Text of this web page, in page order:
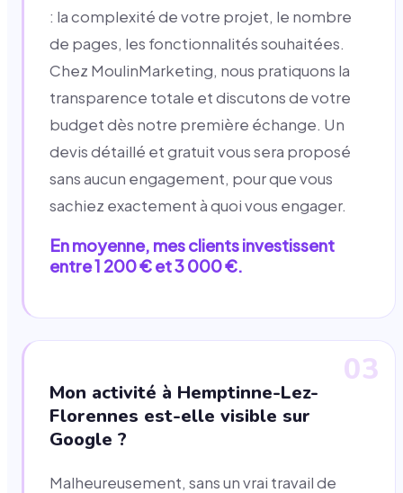
: la complexité de votre projet, le nombre
de pages, les fonctionnalités souhaitées.
Chez MoulinMarketing, nous pratiquons la
transparence totale et discutons de votre
budget dès notre première échange. Un
devis détaillé et gratuit vous sera proposé
sans aucun engagement, pour que vous
sachiez exactement à quoi vous engager.
En moyenne, mes clients investissent
entre 1 200 € et 3 000 €.
03
Mon activité à Hemptinne-Lez-
Florennes est-elle visible sur
Google ?
Malheureusement, sans un vrai travail de